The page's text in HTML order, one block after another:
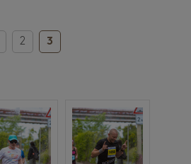
2 3